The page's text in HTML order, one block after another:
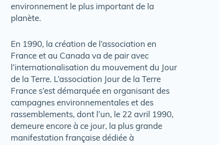
environnement le plus important de la
planète.
En 1990, la création de l’association en
France et au Canada va de pair avec
l’internationalisation du mouvement du Jour
de la Terre. L’association Jour de la Terre
France s’est démarquée en organisant des
campagnes environnementales et des
rassemblements, dont l’un, le 22 avril 1990,
demeure encore à ce jour, la plus grande
manifestation française dédiée à